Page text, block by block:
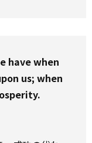
have when
us; when